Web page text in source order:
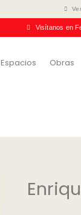
Visítanos en
Espacios Obras